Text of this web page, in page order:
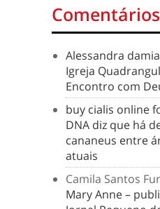
Comentários
Alessandra
Igreja
Encontro com
buy cialis online
DNA diz que há
cananeus entre
atuais
Camila Santos
Mary Anne –